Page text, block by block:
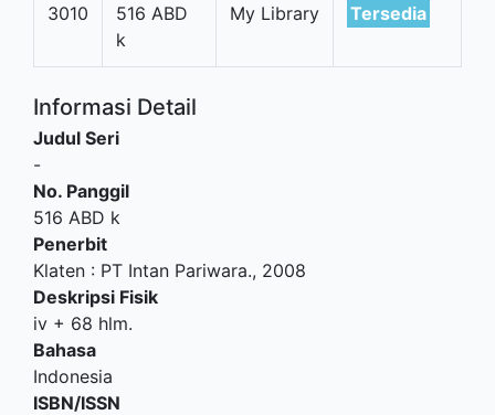
3010
516 ABD
k
My Library Tersedia
Informasi Detail
Judul Seri
-
No. Panggil
516 ABD k
Penerbit
Klaten : PT Intan Pariwara., 2008
Deskripsi Fisik
iv + 68 hlm.
Bahasa
Indonesia
ISBN/ISSN